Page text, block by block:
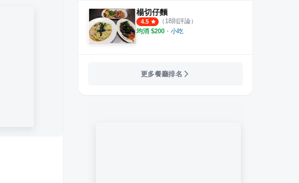
楊切仔麵
4.5 （ 18則評論）
均消 $200 ・ 小吃
更多餐廳排名